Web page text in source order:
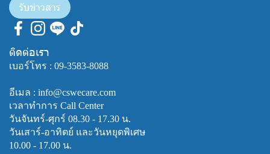
รับข่าวสาร
ติดต่อเรา
เบอร์โทร : 09-3583-8088
อีเมล : info@cswecare.com
เวลาทำการ Call Center
วันจันทร์-ศุกร์ 08.30 - 17.30 น.
วันเสาร์-อาทิตย์ และวันหยุดพิเศษ
10.00 - 17.00 น.